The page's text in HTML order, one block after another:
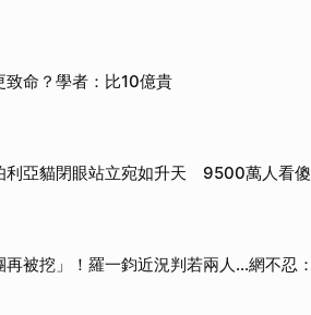
命？學者：比10億貴
利亞貓閉眼站立宛如升天 9500萬人看
再被挖」！羅一鈞近況判若兩人…網不忍